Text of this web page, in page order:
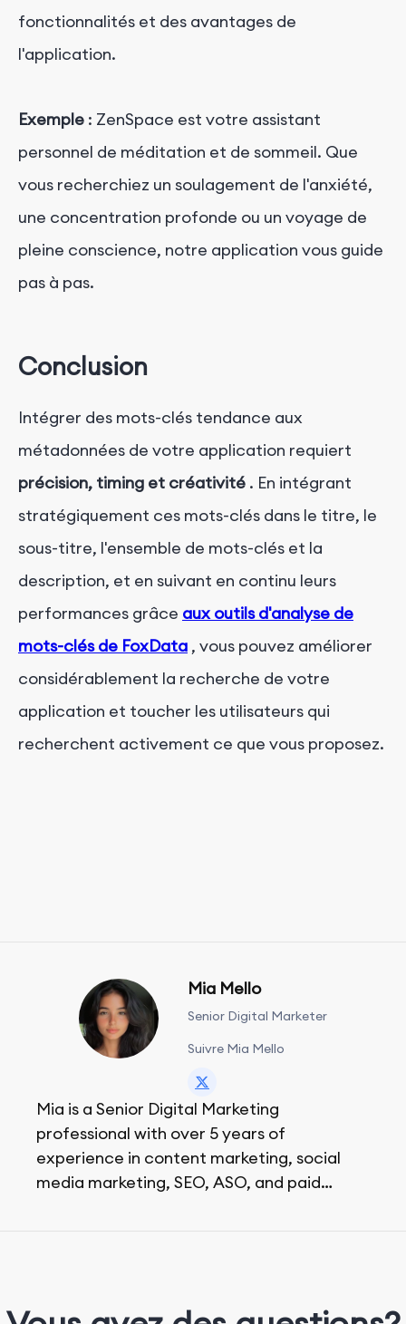
fonctionnalités et des avantages de
l'application.
Exemple : ZenSpace est votre assistant
personnel de méditation et de sommeil. Que
vous recherchiez un soulagement de l'anxiété,
une concentration profonde ou un voyage de
pleine conscience, notre application vous guide
pas à pas.
Conclusion
Intégrer des mots-clés tendance aux
métadonnées de votre application requiert
précision, timing et créativité . En intégrant
stratégiquement ces mots-clés dans le titre, le
sous-titre, l'ensemble de mots-clés et la
description, et en suivant en continu leurs
performances grâce aux outils d'analyse de
mots-clés de FoxData , vous pouvez améliorer
considérablement la recherche de votre
application et toucher les utilisateurs qui
recherchent activement ce que vous proposez.
Mia Mello
Senior Digital Marketer
Suivre Mia Mello
Mia is a Senior Digital Marketing
professional with over 5 years of
experience in content marketing, social
media marketing, SEO, ASO, and paid